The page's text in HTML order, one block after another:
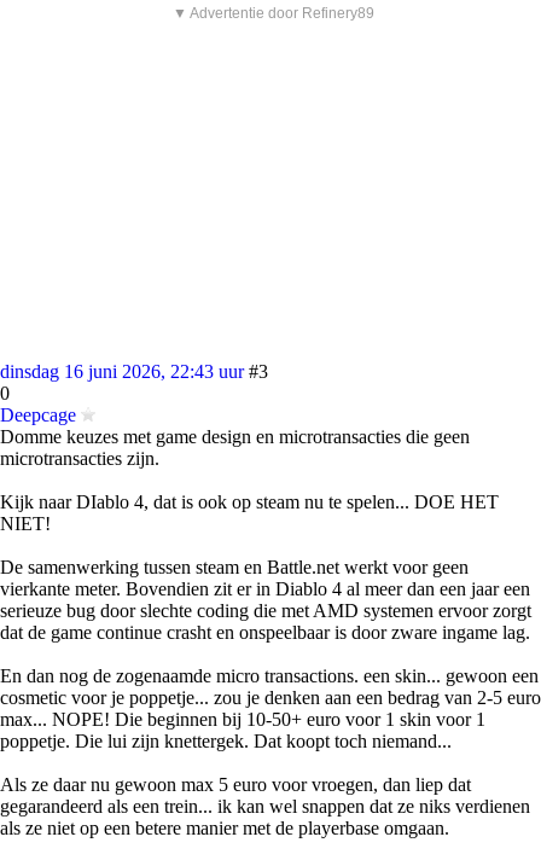
▼ Advertentie door Refinery89
dinsdag 16 juni 2026, 22:43 uur #3
0
Deepcage
Domme keuzes met game design en microtransacties die geen
microtransacties zijn.
Kijk naar DIablo 4, dat is ook op steam nu te spelen... DOE HET
NIET!
De samenwerking tussen steam en Battle.net werkt voor geen
vierkante meter. Bovendien zit er in Diablo 4 al meer dan een jaar een
serieuze bug door slechte coding die met AMD systemen ervoor zorgt
dat de game continue crasht en onspeelbaar is door zware ingame lag.
En dan nog de zogenaamde micro transactions. een skin... gewoon een
cosmetic voor je poppetje... zou je denken aan een bedrag van 2-5 euro
max... NOPE! Die beginnen bij 10-50+ euro voor 1 skin voor 1
poppetje. Die lui zijn knettergek. Dat koopt toch niemand...
Als ze daar nu gewoon max 5 euro voor vroegen, dan liep dat
gegarandeerd als een trein... ik kan wel snappen dat ze niks verdienen
als ze niet op een betere manier met de playerbase omgaan.